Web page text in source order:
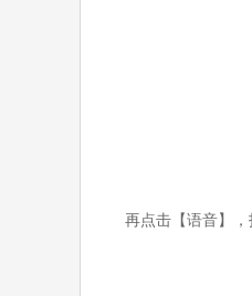
再点击【语音】，